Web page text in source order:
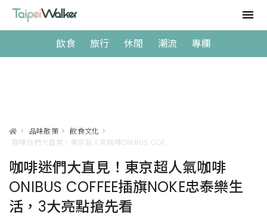
飲食 旅行 休閒 潮流 專欄
> 品味散策 > 飲食文化 >
咖啡迷們大直見！東京超人氣咖啡
ONIBUS COFFEE插旗NOKE忠泰樂生
活，3大亮點搶先看